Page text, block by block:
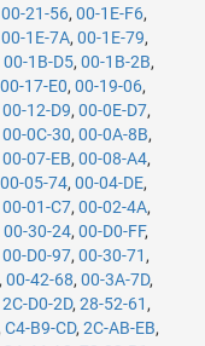
00-21-56, 00-1E-F6,
00-1E-7A, 00-1E-79,
00-1B-D5, 00-1B-2B,
00-17-E0, 00-19-06,
00-12-D9, 00-0E-D7,
00-0C-30, 00-0A-8B,
00-07-EB, 00-08-A4,
00-05-74, 00-04-DE,
00-01-C7, 00-02-4A,
00-30-24, 00-D0-FF,
00-D0-97, 00-30-71 ,
, 00-42-68, 00-3A-7D,
2C-D0-2D, 28-52-61 ,
C4-B9-CD, 2C-AB-EB,